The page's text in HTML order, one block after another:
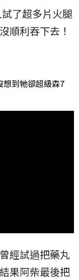
了超多片火腿
順利吞下去！
到牠卻超級森7
經試過把藥丸
果阿柴最後把